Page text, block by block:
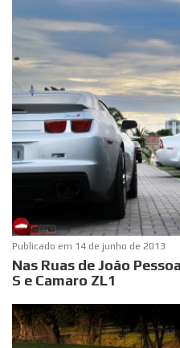
Publicado em 14 de junho de 2013
Nas Ruas de João
S e Camaro ZL1